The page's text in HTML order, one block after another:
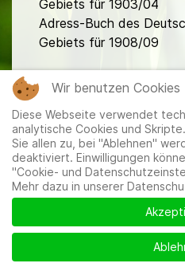
Gebiets für 1903/04
Adress-Buch des
Gebiets für 1908/09
Mitglieder|Impressum|
und
Wir benutzen Cookies
Diese Webseite verwendet
analytische Cookies und
Sie allen zu, bei "Ablehnen"
deaktiviert. Einwilligungen
"Cookie- und
Mehr dazu in unserer